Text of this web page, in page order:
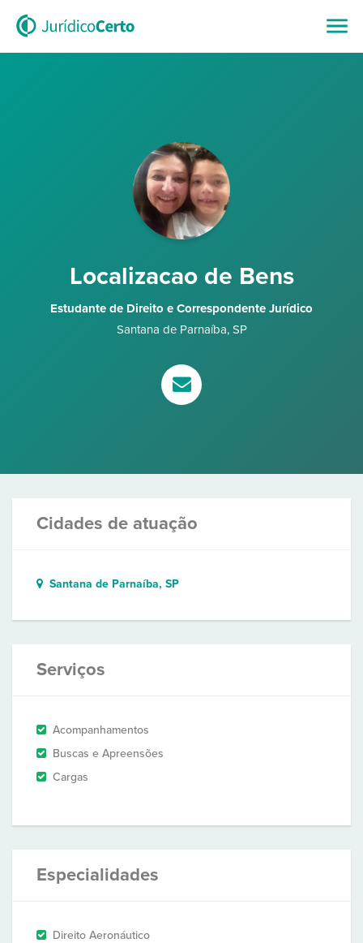
Localizacao de Bens
Estudante de Direito e Correspondente Jurídico
Santana de Parnaíba, SP
Cidades de atuação
Santana de Parnaíba, SP
Serviços
Acompanhamentos
Buscas e Apreensões
Cargas
Especialidades
Direito Aeronáutico